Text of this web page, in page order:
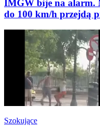
IMGW bije na alarm.
do 100 km/h przejdą
Szokujące